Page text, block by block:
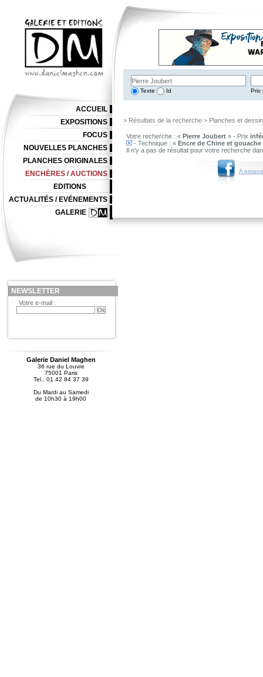
Texte Id Prix
> Résultats de la recherche > Planches et
Votre recherche : « Pierre Joubert » - Prix
- Technique : « Encre de Chine et
Il n'y a pas de résultat pour votre recherche
A
ACCUEIL
EXPOSITIONS
FOCUS
NOUVELLES PLANCHES
PLANCHES ORIGINALES
ENCHÈRES / AUCTIONS
EDITIONS
ACTUALITÉS / EVÉNEMENTS
GALERIE
NEWSLETTER
Votre e-mail :
Galerie Daniel Maghen
36 rue du Louvre
75001 Paris
Tel.: 01 42 84 37 39
Du Mardi au Samedi
de 10h30 à 19h00